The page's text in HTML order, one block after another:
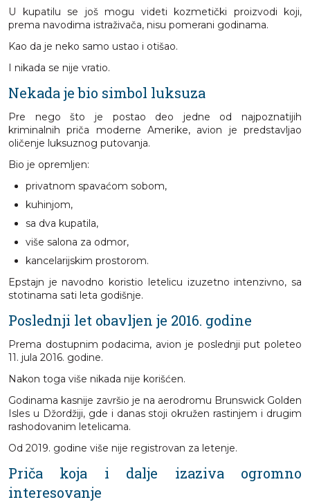
U kupatilu se još mogu videti kozmetički proizvodi koji,
prema navodima istraživača, nisu pomerani godinama.
Kao da je neko samo ustao i otišao.
I nikada se nije vratio.
Nekada je bio simbol luksuza
Pre nego što je postao deo jedne od najpoznatijih
kriminalnih priča moderne Amerike, avion je predstavljao
oličenje luksuznog putovanja.
Bio je opremljen:
privatnom spavaćom sobom,
kuhinjom,
sa dva kupatila,
više salona za odmor,
kancelarijskim prostorom.
Epstajn je navodno koristio letelicu izuzetno intenzivno, sa
stotinama sati leta godišnje.
Poslednji let obavljen je 2016. godine
Prema dostupnim podacima, avion je poslednji put poleteo
11. jula 2016. godine.
Nakon toga više nikada nije korišćen.
Godinama kasnije završio je na aerodromu Brunswick Golden
Isles u Džordžiji, gde i danas stoji okružen rastinjem i drugim
rashodovanim letelicama.
Od 2019. godine više nije registrovan za letenje.
Priča koja i dalje izaziva ogromno
interesovanje